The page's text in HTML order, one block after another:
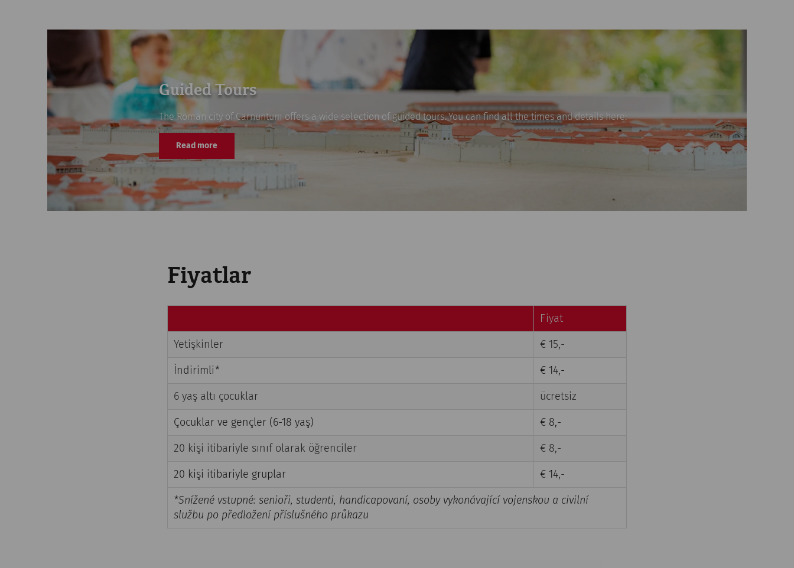
Guided Tours
The Roman city of Carnuntum offers a wide selection of guided tours. You can find all the times and details here:
Read more
Fiyatlar
Fiyat
Yetişkinler
€ 15,-
İndirimli*
€ 14,-
6 yaş altı çocuklar
ücretsiz
Çocuklar ve gençler (6-18 yaş)
€ 8,-
20 kişi itibariyle sınıf olarak öğrenciler
€ 8,-
20 kişi itibariyle gruplar
€ 14,-
*Snížené vstupné: senioři, studenti, handicapovaní, osoby vykonávající vojenskou a civilní
službu po předložení příslušného průkazu